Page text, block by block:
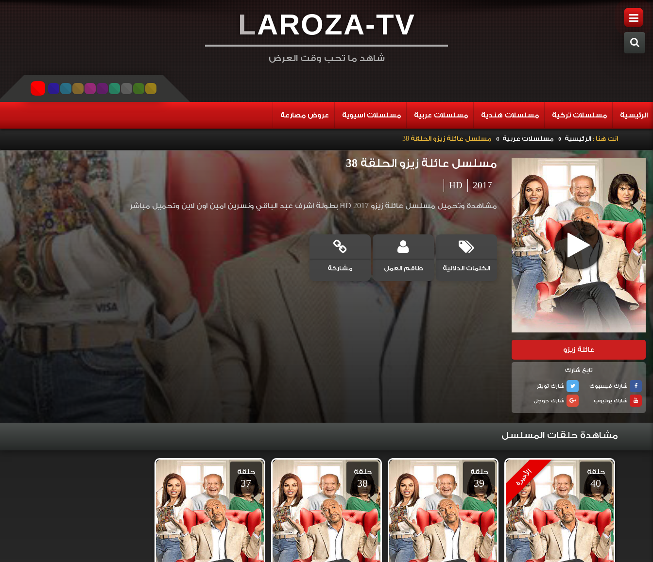
LAROZA-TV
شاهد ما تحب وقت العرض
الرئيسية مسلسلات تركية مسلسلات هندية مسلسلات عربية مسلسلات اسيوية عروض مصارعة
انت هنا :الرئيسية » مسلسلات عربية » مسلسل عائلة زيزو الحلقة 38
عائلة زيزو
تابع شارك
شارك فيسبوك
شارك تويتر
شارك يوتيوب
شارك جوجل
مسلسل عائلة زيزو الحلقة 38
2017
HD
مشاهدة وتحميل مسلسل عائلة زيزو 2017 HD بطولة اشرف عبد الباقي ونسرين امين اون لاين وتحميل مباشر
الكلمات الدلالية طاقم العمل مشاركة
مشاهدة حلقات المسلسل
الأخيرة حلقة
40
حلقة
39
حلقة
38
حلقة
37